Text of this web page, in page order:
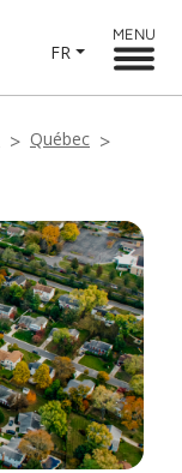
FR
MENU
Québec